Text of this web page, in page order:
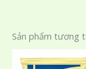
Sản phẩm tương